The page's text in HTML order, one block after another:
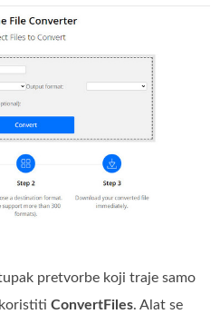
pretvorbe koji traje samo
koristitiConvertFiles. Alat se